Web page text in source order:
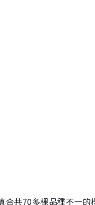
合共70多棵品種不一的